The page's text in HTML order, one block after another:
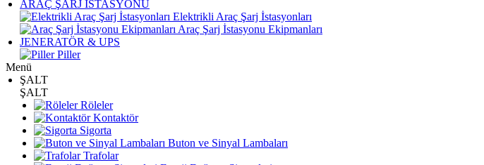
ARAÇ ŞARJ İSTASYONU
Elektrikli Araç Şarj İstasyonları
Araç Şarj İstasyonu Ekipmanları
JENERATÖR & UPS
Piller
Menü
ŞALT
ŞALT
Röleler
Kontaktör
Sigorta
Buton ve Sinyal Lambaları
Trafolar